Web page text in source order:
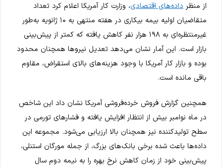
از منظر داده‌های اقتصادی، وزارت کار آمریکا اعلام کرد تعداد
متقاضیان اولیه بیمه بیکاری در هفته منتهی به ۱۰ ژانویه به‌طور
غیرمنتظره‌ای به ۱۹۸ هزار نفر کاهش یافته که کمتر از پیش‌بینی
بازار است. این آمار نشان می‌دهد تعدیل نیروها همچنان محدود
بوده و بازار کار آمریکا با وجود هزینه‌های بالای استقراض، مقاوم
باقی مانده است.
همچنین گزارش فروش خرده‌فروشی آمریکا نشان داد این شاخص
در ماه نوامبر بیش از انتظار افزایش یافته و فشارهای تورمی در
سطح تولیدکننده نیز همچنان بالا ارزیابی می‌شود. مجموعه این
داده‌ها باعث شده برخی بانک‌های بزرگ، از جمله مورگان استنلی،
پیش‌بینی خود از زمان کاهش نرخ بهره را به نیمه دوم سال